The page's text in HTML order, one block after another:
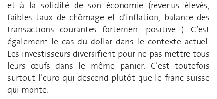
et à la solidité de son économie (revenus élevés,
faibles taux de chômage et d’inflation, balance des
transactions courantes fortement positive...). C’est
également le cas du dollar dans le contexte actuel.
Les investisseurs diversifient pour ne pas mettre tous
leurs œufs dans le même panier. C’est toutefois
surtout l’euro qui descend plutôt que le franc suisse
qui monte.